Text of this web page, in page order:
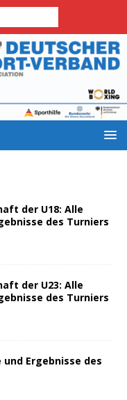
der U18: Alle
des Turniers
der U23: Alle
des Turniers
und Ergeb­nis­se des